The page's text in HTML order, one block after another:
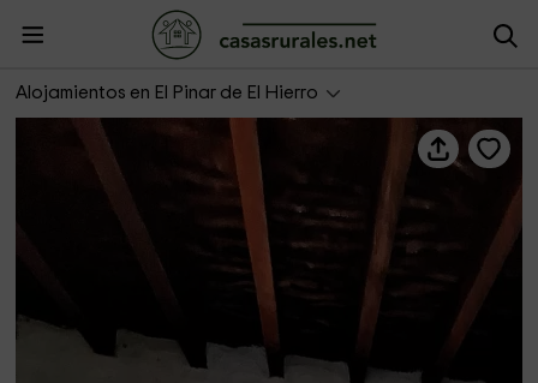
Alojamientos en El Pinar de El Hierro
Casa Poesía de El Hierro